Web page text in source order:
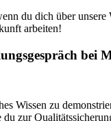
du dich über
arbeiten!
bei
Wissen zu
zur